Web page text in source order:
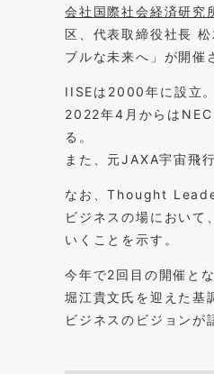
会社国際社会経済研究
区、代表取締役社⻑
ブルな未来へ」が開催
IISEは2000年に設立
2022年4月からは
る。
また、元JAXA宇宙飛
なお、Thought
ビジネスの場において
いくことを示す。
今年で2回目の開催と
堀江貴文氏を迎えた基
ビジネスのビジョンが